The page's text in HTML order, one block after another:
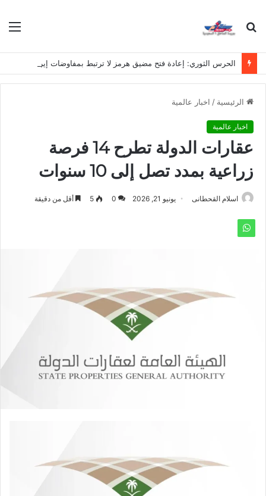
بحث
الرئيسية / اخبار عالمية
اخبار عالمية
عقارات الدولة تطرح 14 فرصة
زراعية بمدد تصل إلى 10 سنوات
اسلام القحطانى يونيو 21, 2026 0
5 أقل من دقيقة